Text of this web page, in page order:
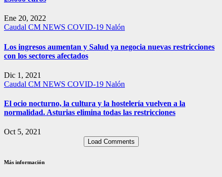
Ene 20, 2022
Caudal CM NEWS COVID-19 Nalón
Los ingresos aumentan y Salud ya negocia nuevas restricciones
con los sectores afectados
Dic 1, 2021
Caudal CM NEWS COVID-19 Nalón
El ocio nocturno, la cultura y la hostelería vuelven a la
normalidad. Asturias elimina todas las restricciones
Oct 5, 2021
Load Comments
Más información